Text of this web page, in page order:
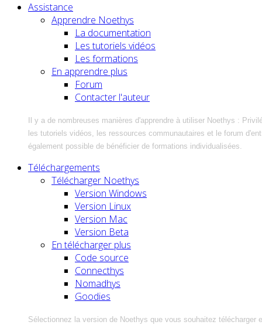
Assistance
Apprendre Noethys
La documentation
Les tutoriels vidéos
Les formations
En apprendre plus
Forum
Contacter l'auteur
Il y a de nombreuses manières d'apprendre à utiliser Noethys :
les tutoriels vidéos, les ressources communautaires et le forum
également possible de bénéficier de formations individualisées.
Téléchargements
Télécharger Noethys
Version Windows
Version Linux
Version Mac
Version Beta
En télécharger plus
Code source
Connecthys
Nomadhys
Goodies
Sélectionnez la version de Noethys que vous souhaitez télécharger